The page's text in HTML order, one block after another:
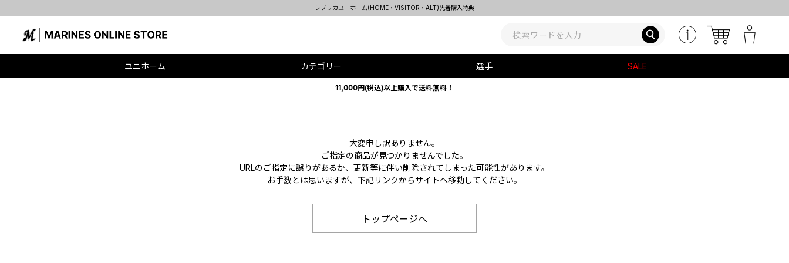
レプリカユニホーム(HOME・VISITOR・ALT)先着購入特典
ユニホーム カテゴリー 選手 SALE
11,000円(税込)以上購入で送料無料！
大変申し訳ありません。
ご指定の商品が見つかりませんでした。
URLのご指定に誤りがあるか、更新等に伴い削除されてしまった可能性があります。
お手数とは思いますが、下記リンクからサイトへ移動してください。
トップページへ